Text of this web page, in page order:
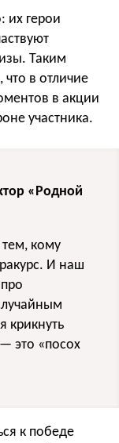
их герои
Таким
в отличие
в акции
участника.
«Родной
кому
И наш
крикнуть
это «посох
к победе